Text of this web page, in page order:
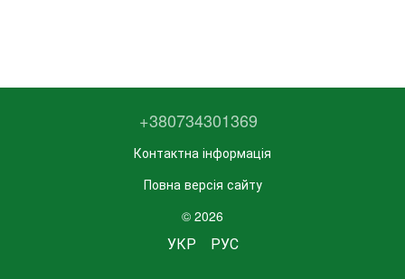
+380734301369
Контактна інформація
Повна версія сайту
© 2026
УКР РУС